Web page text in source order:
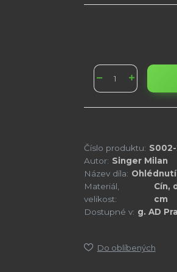
Číslo produktu:
Autor: Singer Milan
Název díla: Ohlédnutí
Materiál,
velikost:
Cín,
cm
Dostupné v: g. AD
Do oblíbených